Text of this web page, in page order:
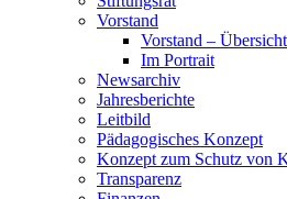
Vorstand
Vorstand –
Im Portrait
Newsarchiv
Jahresberichte
Leitbild
Pädagogisches Konzept
Konzept zum Schutz von
Transparenz